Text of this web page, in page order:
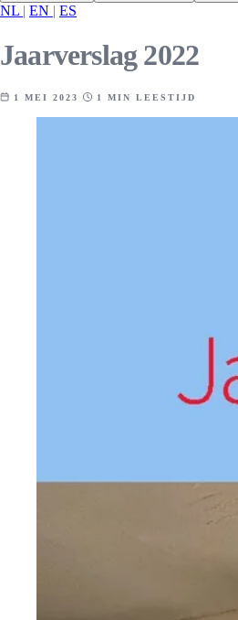
NL | EN | ES
Jaarverslag 2022
1 MEI 2023 1 MIN LEESTIJD